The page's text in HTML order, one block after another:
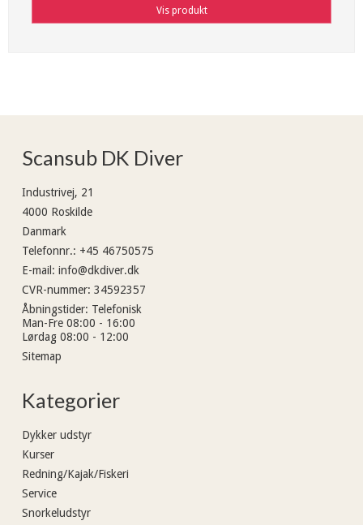
Vis produkt
Scansub DK Diver
Industrivej, 21
4000 Roskilde
Danmark
Telefonnr.: +45 46750575
E-mail : info@dkdiver.dk
CVR-nummer: 34592357
Åbningstider: Telefonisk
Man-Fre 08:00 - 16:00
Lørdag 08:00 - 12:00
Sitemap
Kategorier
Dykker udstyr
Kurser
Redning/Kajak/Fiskeri
Service
Snorkeludstyr